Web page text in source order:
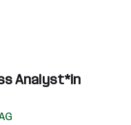
Analyst*in